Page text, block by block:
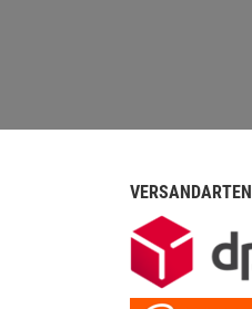
VERSANDARTEN